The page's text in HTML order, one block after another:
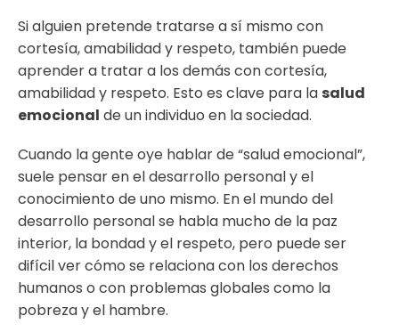
Si alguien pretende tratarse a sí mismo con
cortesía, amabilidad y respeto, también puede
aprender a tratar a los demás con cortesía,
amabilidad y respeto. Esto es clave para la salud
emocional de un individuo en la sociedad.
Cuando la gente oye hablar de “salud emocional”,
suele pensar en el desarrollo personal y el
conocimiento de uno mismo. En el mundo del
desarrollo personal se habla mucho de la paz
interior, la bondad y el respeto, pero puede ser
difícil ver cómo se relaciona con los derechos
humanos o con problemas globales como la
pobreza y el hambre.